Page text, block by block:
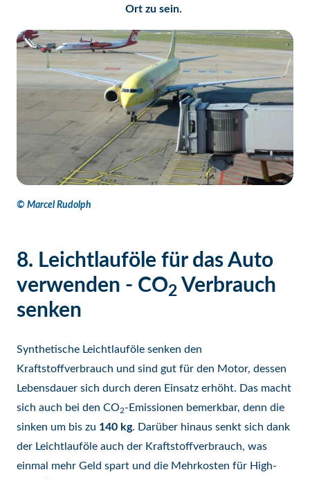
Ort zu sein.
© Marcel Rudolph
8. Leichtlauföle für das Auto
verwenden - CO2 Verbrauch
senken
Synthetische Leichtlauföle senken den
Kraftstoffverbrauch und sind gut für den Motor, dessen
Lebensdauer sich durch deren Einsatz erhöht. Das macht
sich auch bei den CO2-Emissionen bemerkbar, denn die
sinken um bis zu 140 kg. Darüber hinaus senkt sich dank
der Leichtlauföle auch der Kraftstoffverbrauch, was
einmal mehr Geld spart und die Mehrkosten für High-